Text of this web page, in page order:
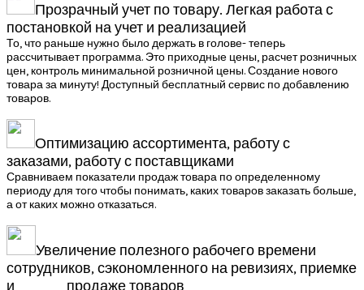
Прозрачный учет по товару. Легкая работа с
постановкой на учет и реализацией
То, что раньше нужно было держать в голове- теперь
рассчитывает программа. Это приходные цены, расчет розничных
цен, контроль минимальной розничной цены. Создание нового
товара за минуту! Доступный бесплатный сервис по добавлению
товаров.
Оптимизацию ассортимента, работу с
заказами, работу с поставщиками
Сравниваем показатели продаж товара по определенному
периоду для того чтобы понимать, каких товаров заказать больше,
а от каких можно отказаться.
Увеличение полезного рабочего времени
сотрудников, сэкономленного на ревизиях, приемке
и продаже товаров